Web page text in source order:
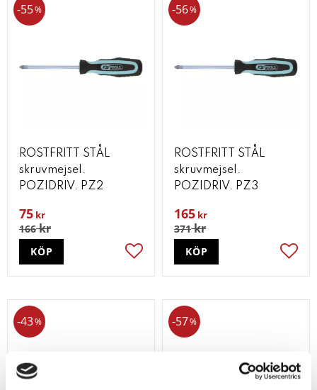
ROSTFRITT STÅL
skruvmejsel.
POZIDRIV. PZ2
75 kr
166kr
55%
Lägg till i favoriter
KÖP
ROSTFRITT STÅL
skruvmejsel.
POZIDRIV. PZ3
165 kr
371kr
56%
KÖP
43% 57%